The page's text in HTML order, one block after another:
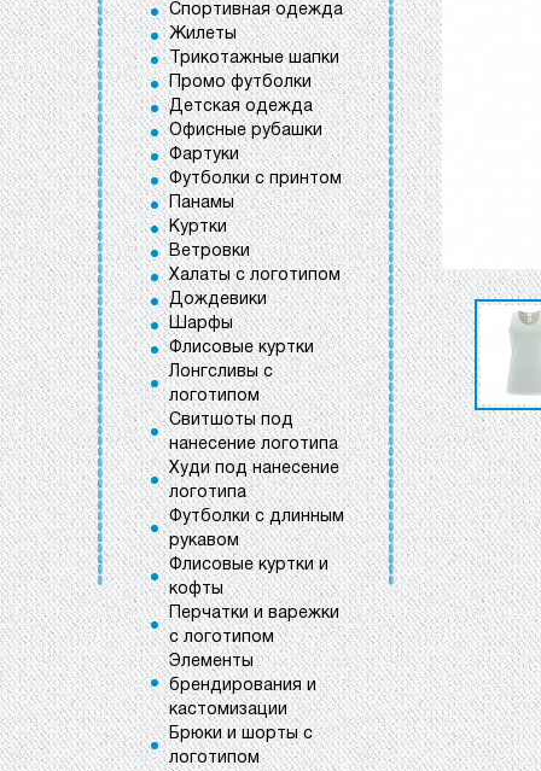
Спортивная одежда
Жилеты
Трикотажные шапки
Промо футболки
Детская одежда
Офисные рубашки
Фартуки
Футболки с принтом
Панамы
Куртки
Ветровки
Халаты с логотипом
Дождевики
Шарфы
Флисовые куртки
Лонгсливы с
логотипом
Свитшоты под
нанесение логотипа
Худи под нанесение
логотипа
Футболки с длинным
рукавом
Флисовые куртки и
кофты
Перчатки и варежки
с логотипом
Элементы
брендирования и
кастомизации
Брюки и шорты с
логотипом